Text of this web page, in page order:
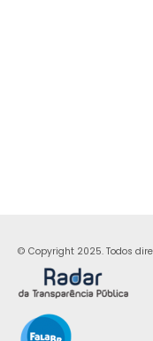
© Copyright 2025. Todos